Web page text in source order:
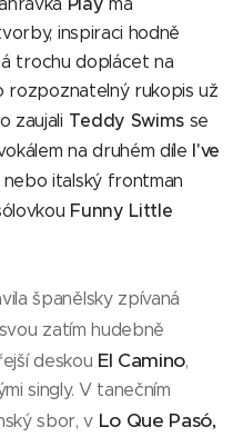
inspiraci hodně
trochu doplácet na
rozpoznatelný rukopis už
zaujali Teddy Swims se
na druhém díle I've
nebo italský frontman
Funny Little
španělsky zpívaná
zatím hudebně
deskou El Camino,
singly. V tanečním
sbor, v Lo Que Pasó,